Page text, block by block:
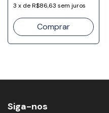
3 x deR$86,63 sem juros
Siga-nos